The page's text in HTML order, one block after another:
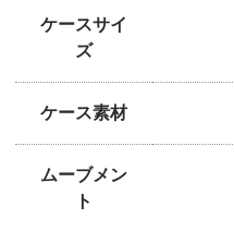
ケースサイ
ズ
ケース素材
ムーブメン
ト